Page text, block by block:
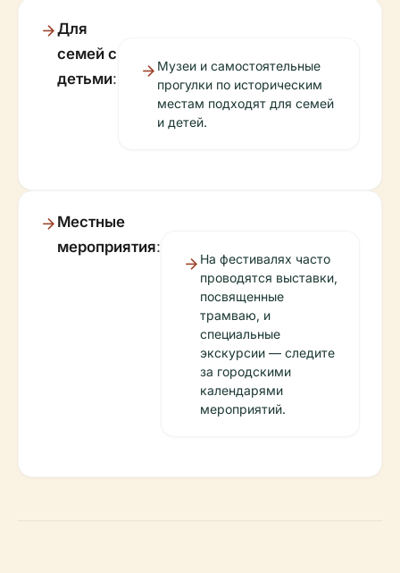
Для
семей с
детьми:
Музеи и самостоятельные
прогулки по историческим
местам подходят для семей
и детей.
Местные
мероприятия:
На фестивалях часто
проводятся выставки,
посвященные
трамваю, и
специальные
экскурсии — следите
за городскими
календарями
мероприятий.